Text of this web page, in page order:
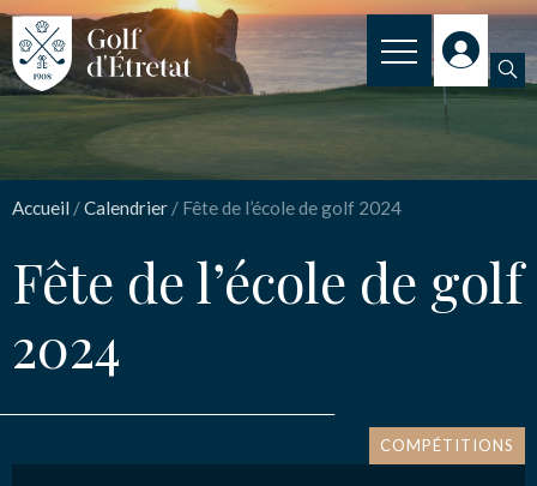
Accueil /Calendrier / Fête de l’école de golf 2024
Fête de l’école de golf
2024
COMPÉTITIONS
CLUB
CLUB HOUSE
PARCOURS
SPORT
INSCRIPTION
Fête de l’école de golf
2024
Nom*
Email*